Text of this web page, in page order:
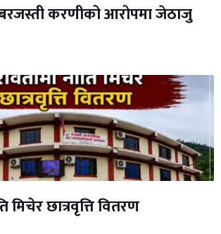
करणीको आरोपमा जेठाजु
मिचेर छात्रवृत्ति वितरण